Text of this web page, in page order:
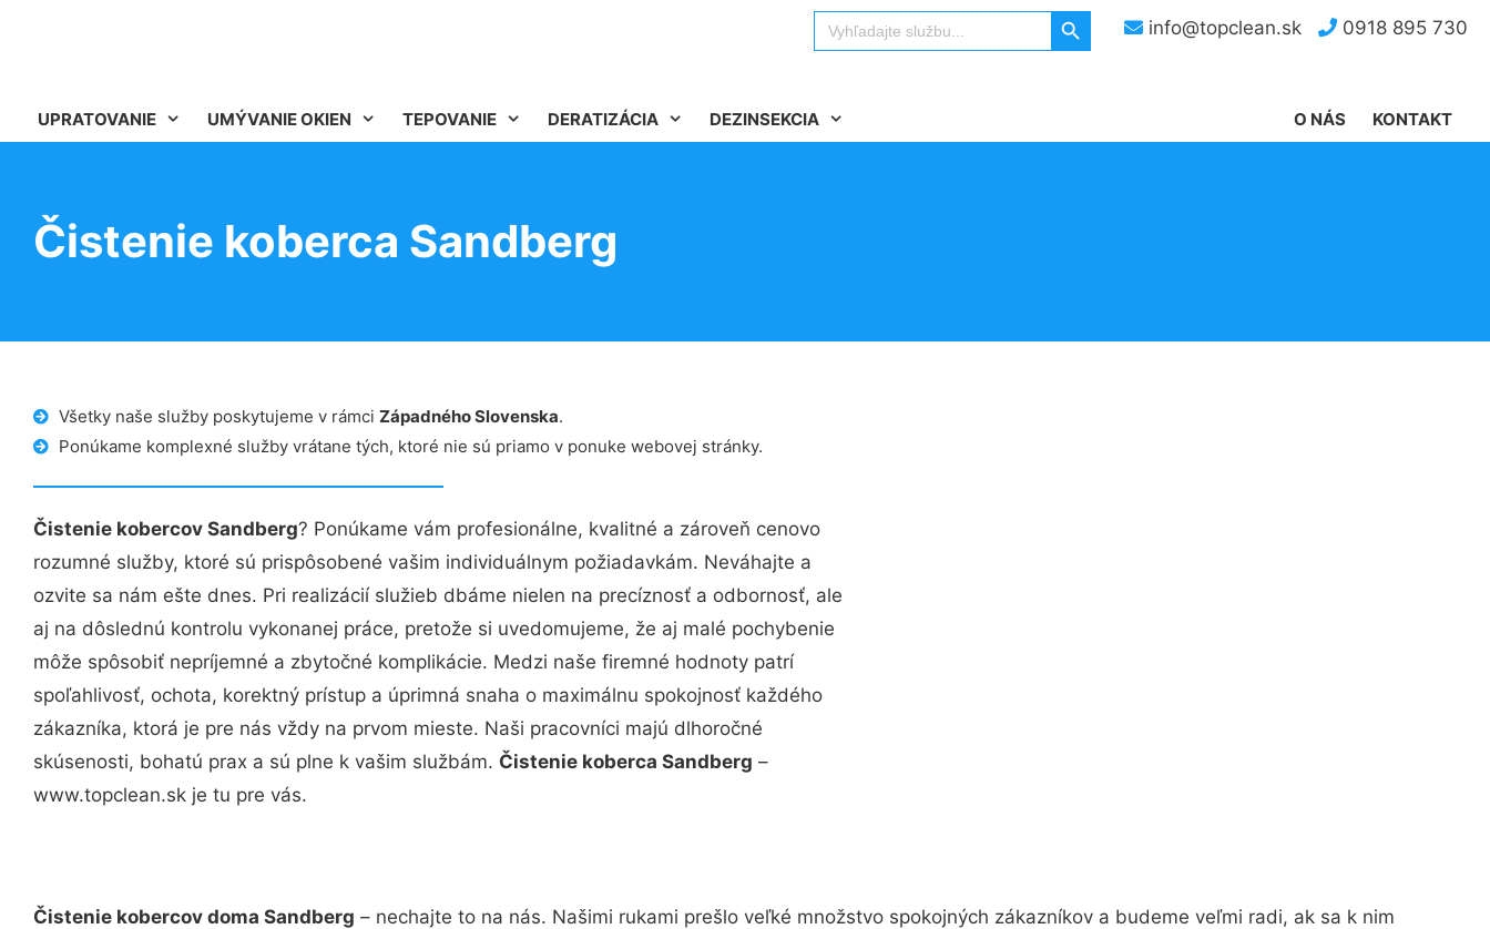
info@topclean.sk 0918 895 730
Search
for:
Search Button
UPRATOVANIE UMÝVANIE OKIEN TEPOVANIE DERATIZÁCIA DEZINSEKCIA KONTAKT
O NÁS
Čistenie koberca Sandberg
Všetky naše služby poskytujeme v rámci Západného Slovenska.
Ponúkame komplexné služby vrátane tých, ktoré nie sú priamo v ponuke webovej stránky.
Čistenie kobercov Sandberg? Ponúkame vám profesionálne, kvalitné a zároveň cenovo
rozumné služby, ktoré sú prispôsobené vašim individuálnym požiadavkám. Neváhajte a
ozvite sa nám ešte dnes. Pri realizácií služieb dbáme nielen na precíznosť a odbornosť, ale
aj na dôslednú kontrolu vykonanej práce, pretože si uvedomujeme, že aj malé pochybenie
môže spôsobiť nepríjemné a zbytočné komplikácie. Medzi naše firemné hodnoty patrí
spoľahlivosť, ochota, korektný prístup a úprimná snaha o maximálnu spokojnosť každého
zákazníka, ktorá je pre nás vždy na prvom mieste. Naši pracovníci majú dlhoročné
skúsenosti, bohatú prax a sú plne k vašim službám. Čistenie koberca Sandberg –
www.topclean.sk je tu pre vás.
Čistenie kobercov doma Sandberg – nechajte to na nás. Našimi rukami prešlo veľké množstvo spokojných zákazníkov a budeme veľmi radi, ak sa k nim